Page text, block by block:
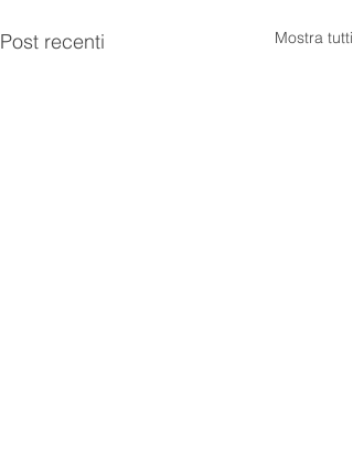
Post recenti Mostra tutti